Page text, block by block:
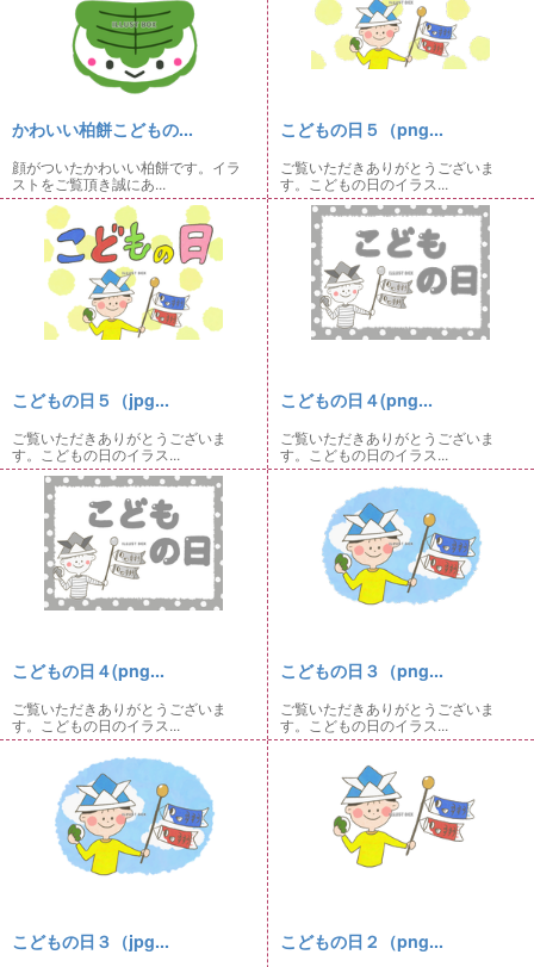
かわいい柏餅こどもの...
顔がついたかわいい柏餅です。イラ
ストをご覧頂き誠にあ...
こどもの日５（png...
ご覧いただきありがとうございま
す。こどもの日のイラス...
こどもの日５（jpg...
ご覧いただきありがとうございま
す。こどもの日のイラス...
こどもの日４(png...
ご覧いただきありがとうございま
す。こどもの日のイラス...
こどもの日４(png...
ご覧いただきありがとうございま
す。こどもの日のイラス...
こどもの日３（png...
ご覧いただきありがとうございま
す。こどもの日のイラス...
こどもの日３（jpg... こどもの日２（png...